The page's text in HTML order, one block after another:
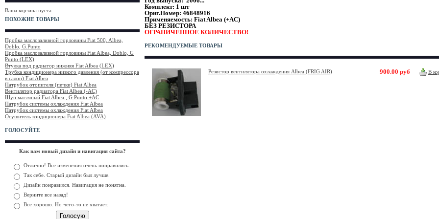
Ваша корзина пуста
ПОХОЖИЕ ТОВАРЫ
Пробка маслозаливной горловины Fiat 500, Albea,
Doblo, G.Punto
Пробка маслозаливной горловины Fiat Albea, Doblo, G
Punto (LEX)
Втулка под радиатор нижняя Fiat Albea (LEX)
Трубка кондиционера низкого давления (от компрессора
в салон) Fiat Albea
Патрубок отопителя (печки) Fiat Albea
Вентилятор радиатора Fiat Albea (-AC)
Щуп масляный Fiat Albea , G.Punto +AC
Патрубок системы охлаждения Fiat Albea
Патрубок системы охлаждения Fiat Albea
Осушитель кондиционера Fiat Albea (AVA)
ГОЛОСУЙТЕ
Как вам новый дизайн и навигация сайта?
Отлично! Все изменения очень понравились.
Так себе. Старый дизайн был лучше.
Дизайн понравился. Навигация не понятна.
Верните все назад!
Все хорошо. Но чего-то не хватает.
Комплект: 1 шт
Ориг.Номер: 46848916
Применяемость: Fiat Albea (+AC)
БЕЗ РЕЗИСТОРА
ОГРАНИЧЕННОЕ КОЛИЧЕСТВО!
РЕКОМЕНДУЕМЫЕ ТОВАРЫ
Резистор вентилятора охлаждения Albea (FRIG AIR) 900.00 руб В